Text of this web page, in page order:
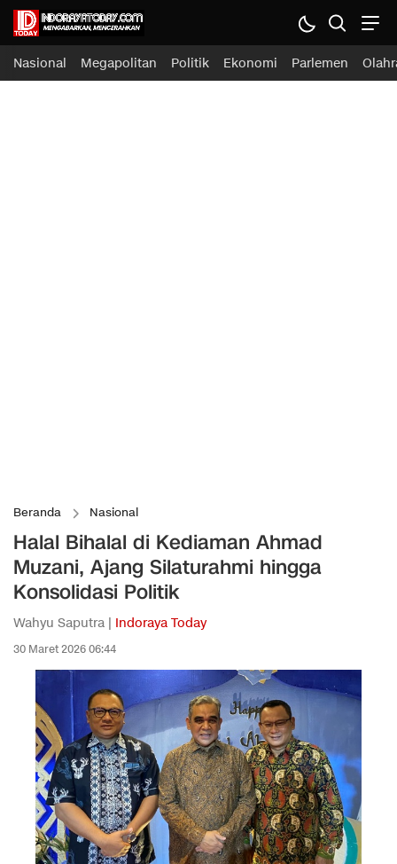
Nasional Megapolitan Politik Ekonomi Parlemen
Beranda Nasional
Halal Bihalal di Kediaman Ahmad
Muzani, Ajang Silaturahmi hingga
Konsolidasi Politik
Wahyu Saputra | Indoraya Today
30 Maret 2026 06:44